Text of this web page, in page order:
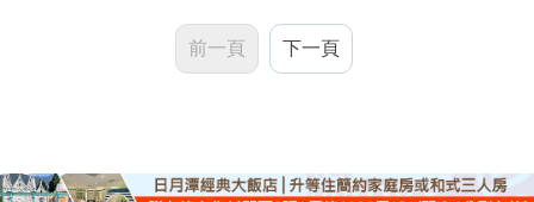
前一頁 下一頁